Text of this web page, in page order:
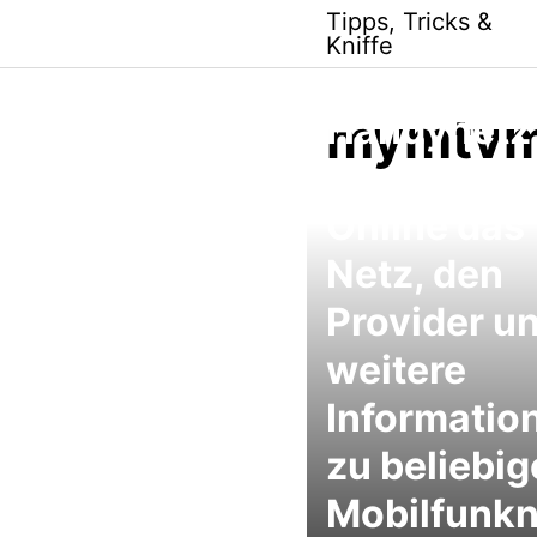
content
Tipps, Tricks &
Kniffe
Handynetz
Netz, den
Provider
weitere
zu